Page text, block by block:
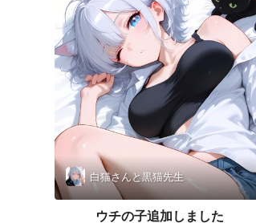
白猫さんと黒猫先生
ウチの子追加しました